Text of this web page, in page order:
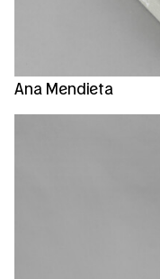
Ana Mendieta